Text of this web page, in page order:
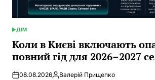
POSTED
IN
ДІМ
Коли в Києві включають
повний гід для 2026–2027
08.08.2026Posted
Валерій Прищепко